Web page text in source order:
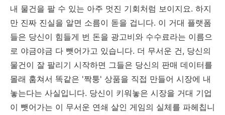
내 물건을 팔 수 있는 아주 멋진 기회처럼 보이지요. 하지
만 진짜 진실을 알면 소름이 돋을 겁니다. 이 거대 플랫폼
들은 당신이 힘들게 번 돈을 광고비와 수수료라는 이름으
로 야금야금 다 뺏어가고 있습니다. 더 무서운 건, 당신의
물건이 잘 팔리기 시작하면 그들은 당신의 판매 데이터를
몰래 훔쳐서 똑같은 '짝퉁' 상품을 직접 만들어 시장에 내
놓는다는 사실입니다. 당신이 키워놓은 시장을 거대 기업
이 뺏어가는 이 무서운 연쇄 살인 게임의 실체를 파헤칩니